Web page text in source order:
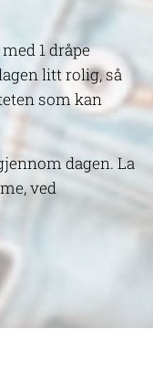
1 dråpe
litt rolig, så
som kan
dagen. La
ved